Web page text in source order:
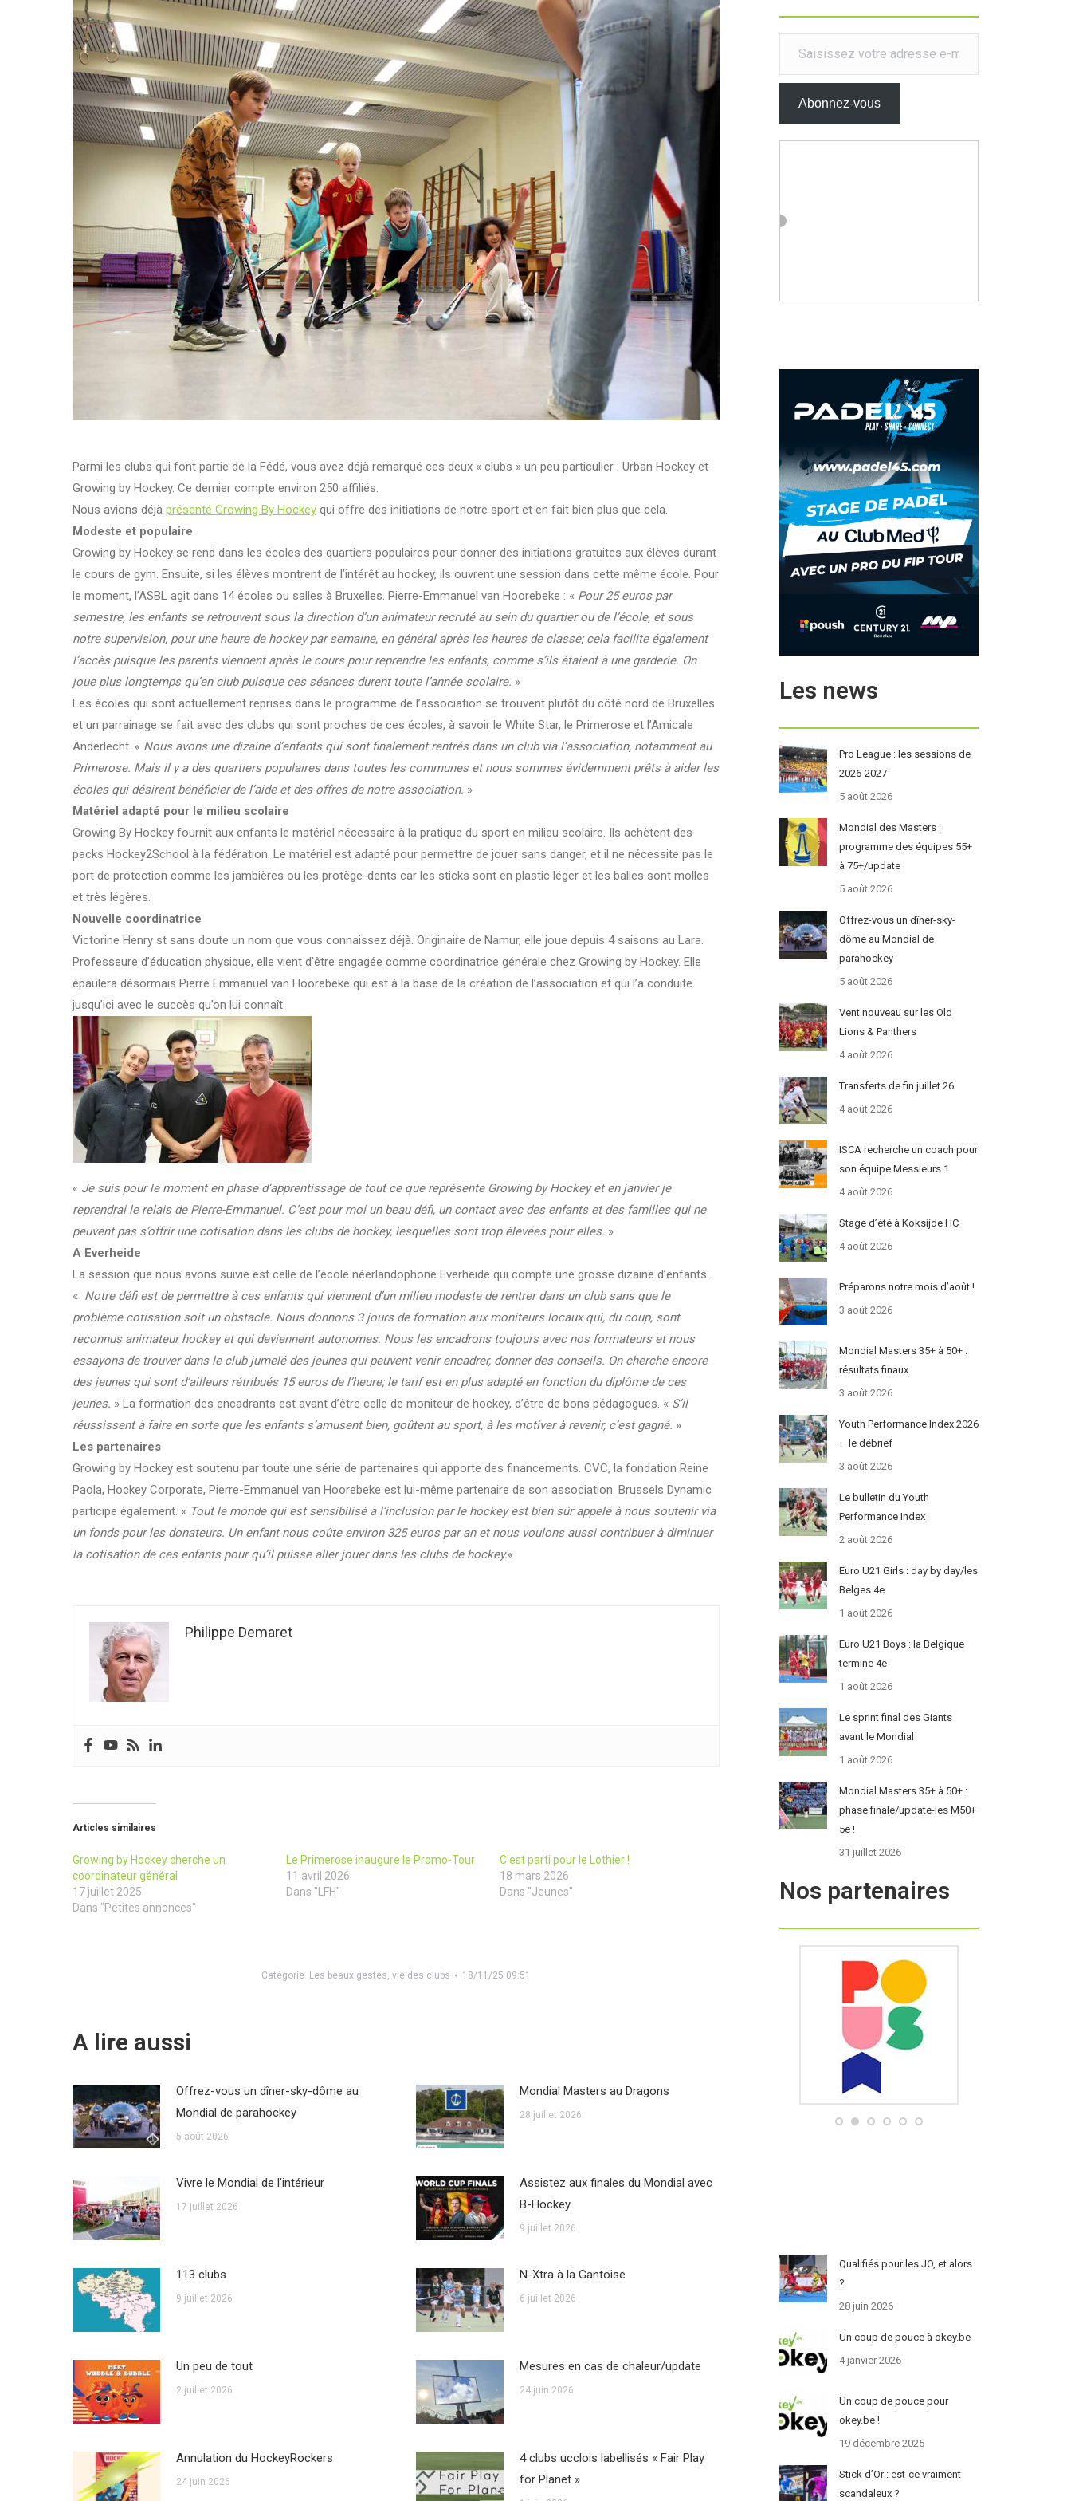
Parmi les clubs qui font partie de la Fédé, vous avez déjà remarqué ces deux « clubs » un peu particulier : Urban Hockey et
Growing by Hockey. Ce dernier compte environ 250 affiliés.
Nous avions déjà présenté Growing By Hockey qui offre des initiations de notre sport et en fait bien plus que cela.
Modeste et populaire
Growing by Hockey se rend dans les écoles des quartiers populaires pour donner des initiations gratuites aux élèves durant
le cours de gym. Ensuite, si les élèves montrent de l’intérêt au hockey, ils ouvrent une session dans cette même école. Pour
le moment, l’ASBL agit dans 14 écoles ou salles à Bruxelles. Pierre-Emmanuel van Hoorebeke : « Pour 25 euros par
semestre, les enfants se retrouvent sous la direction d’un animateur recruté au sein du quartier ou de l’école, et sous
notre supervision, pour une heure de hockey par semaine, en général après les heures de classe; cela facilite également
l’accès puisque les parents viennent après le cours pour reprendre les enfants, comme s’ils étaient à une garderie. On
joue plus longtemps qu’en club puisque ces séances durent toute l’année scolaire. »
Les écoles qui sont actuellement reprises dans le programme de l’association se trouvent plutôt du côté nord de Bruxelles
et un parrainage se fait avec des clubs qui sont proches de ces écoles, à savoir le White Star, le Primerose et l’Amicale
Anderlecht. « Nous avons une dizaine d’enfants qui sont finalement rentrés dans un club via l’association, notamment au
Primerose. Mais il y a des quartiers populaires dans toutes les communes et nous sommes évidemment prêts à aider les
écoles qui désirent bénéficier de l’aide et des offres de notre association. »
Matériel adapté pour le milieu scolaire
Growing By Hockey fournit aux enfants le matériel nécessaire à la pratique du sport en milieu scolaire. Ils achètent des
packs Hockey2School à la fédération. Le matériel est adapté pour permettre de jouer sans danger, et il ne nécessite pas le
port de protection comme les jambières ou les protège-dents car les sticks sont en plastic léger et les balles sont molles
et très légères.
Nouvelle coordinatrice
Victorine Henry st sans doute un nom que vous connaissez déjà. Originaire de Namur, elle joue depuis 4 saisons au Lara.
Professeure d’éducation physique, elle vient d’être engagée comme coordinatrice générale chez Growing by Hockey. Elle
épaulera désormais Pierre Emmanuel van Hoorebeke qui est à la base de la création de l’association et qui l’a conduite
jusqu’ici avec le succès qu’on lui connaît.
« Je suis pour le moment en phase d’apprentissage de tout ce que représente Growing by Hockey et en janvier je
reprendrai le relais de Pierre-Emmanuel. C’est pour moi un beau défi, un contact avec des enfants et des familles qui ne
peuvent pas s’offrir une cotisation dans les clubs de hockey, lesquelles sont trop élevées pour elles. »
A Everheide
La session que nous avons suivie est celle de l’école néerlandophone Everheide qui compte une grosse dizaine d’enfants.
« Notre défi est de permettre à ces enfants qui viennent d’un milieu modeste de rentrer dans un club sans que le
problème cotisation soit un obstacle. Nous donnons 3 jours de formation aux moniteurs locaux qui, du coup, sont
reconnus animateur hockey et qui deviennent autonomes. Nous les encadrons toujours avec nos formateurs et nous
essayons de trouver dans le club jumelé des jeunes qui peuvent venir encadrer, donner des conseils. On cherche encore
des jeunes qui sont d’ailleurs rétribués 15 euros de l’heure; le tarif est en plus adapté en fonction du diplôme de ces
jeunes. » La formation des encadrants est avant d’être celle de moniteur de hockey, d’être de bons pédagogues. « S’il
réussissent à faire en sorte que les enfants s’amusent bien, goûtent au sport, à les motiver à revenir, c’est gagné. »
Les partenaires
Growing by Hockey est soutenu par toute une série de partenaires qui apporte des financements. CVC, la fondation Reine
Paola, Hockey Corporate, Pierre-Emmanuel van Hoorebeke est lui-même partenaire de son association. Brussels Dynamic
participe également. « Tout le monde qui est sensibilisé à l’inclusion par le hockey est bien sûr appelé à nous soutenir via
un fonds pour les donateurs. Un enfant nous coûte environ 325 euros par an et nous voulons aussi contribuer à diminuer
la cotisation de ces enfants pour qu’il puisse aller jouer dans les clubs de hockey.«
Philippe Demaret
Articles similaires
Growing by Hockey cherche un
coordinateur général
17 juillet 2025
Dans "Petites annonces"
Le Primerose inaugure le Promo-Tour
11 avril 2026
Dans "LFH"
C’est parti pour le Lothier !
18 mars 2026
Dans "Jeunes"
Catégorie Les beaux gestes, vie des clubs 18/11/25 09:51
A lire aussi
Offrez-vous un dîner-sky-dôme au
Mondial de parahockey
5 août 2026
Mondial Masters au Dragons
28 juillet 2026
Vivre le Mondial de l’intérieur
17 juillet 2026
Assistez aux finales du Mondial avec
B-Hockey
9 juillet 2026
113 clubs
9 juillet 2026
N-Xtra à la Gantoise
6 juillet 2026
Un peu de tout
2 juillet 2026
Mesures en cas de chaleur/update
24 juin 2026
Annulation du HockeyRockers
24 juin 2026
4 clubs ucclois labellisés « Fair Play
for Planet »
Saisissez votre adresse e-mail…
Abonnez-vous
Les news
Pro League : les sessions de
2026-2027
5 août 2026
Mondial des Masters :
programme des équipes 55+
à 75+/update
5 août 2026
Offrez-vous un dîner-sky-
dôme au Mondial de
parahockey
5 août 2026
Vent nouveau sur les Old
Lions & Panthers
4 août 2026
Transferts de fin juillet 26
4 août 2026
ISCA recherche un coach pour
son équipe Messieurs 1
4 août 2026
Stage d’été à Koksijde HC
4 août 2026
Préparons notre mois d’août !
3 août 2026
Mondial Masters 35+ à 50+ :
résultats finaux
3 août 2026
Youth Performance Index 2026
– le débrief
3 août 2026
Le bulletin du Youth
Performance Index
2 août 2026
Euro U21 Girls : day by day/les
Belges 4e
1 août 2026
Euro U21 Boys : la Belgique
termine 4e
1 août 2026
Le sprint final des Giants
avant le Mondial
1 août 2026
Mondial Masters 35+ à 50+ :
phase finale/update-les M50+
5e !
31 juillet 2026
Nos partenaires
Qualifiés pour les JO, et alors
?
28 juin 2026
Un coup de pouce à okey.be
4 janvier 2026
Un coup de pouce pour
okey.be !
19 décembre 2025
Stick d’Or : est-ce vraiment
scandaleux ?